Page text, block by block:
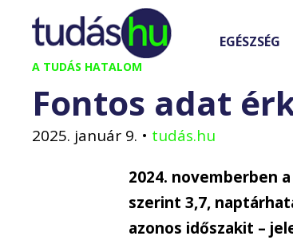
Kilépés
tartalomba
A TUDÁS HATALOM
EGÉSZSÉG
Fontos adat
2025. január 9. • tudás.hu
2024. novemberben
szerint 3,7,
azonos időszakit –